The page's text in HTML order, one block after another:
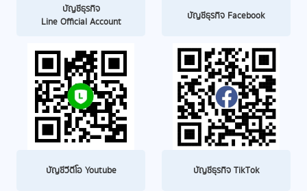
บัญชีธุรกิจ
Line Official Account
บัญชีธุรกิจ Facebook
บัญชีวีดีโอ Youtube บัญชีธุรกิจ TikTok